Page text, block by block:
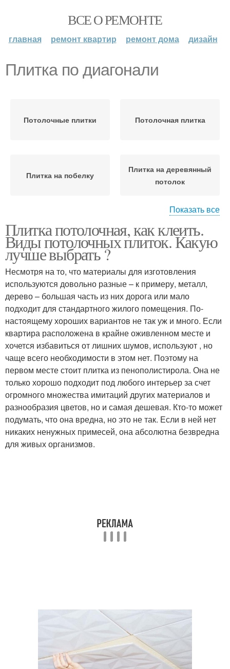
ВСЕ О РЕМОНТЕ
главная ремонт квартир ремонт дома дизайн
Плитка по диагонали
Потолочные плитки Потолочная плитка
Плитка на побелку
Плитка на деревянный
потолок
Потолок из плитки
потолочную плитку
Плитки на потолок
Плитка на неровный
потолок
Плитки на неровный
потолок
Плитка без разметки
Показать все
Плитка потолочная, как клеить.
Виды потолочных плиток. Какую
лучше выбрать ?
Несмотря на то, что материалы для изготовления
используются довольно разные – к примеру, металл,
дерево – большая часть из них дорога или мало
подходит для стандартного жилого помещения. По-
настоящему хороших вариантов не так уж и много. Если
квартира расположена в крайне оживленном месте и
хочется избавиться от лишних шумов, используют , но
чаще всего необходимости в этом нет. Поэтому на
первом месте стоит плитка из пенополистирола. Она не
только хорошо подходит под любого интерьер за счет
огромного множества имитаций других материалов и
разнообразия цветов, но и самая дешевая. Кто-то может
подумать, что она вредна, но это не так. Если в ней нет
никаких ненужных примесей, она абсолютна безвредна
для живых организмов.